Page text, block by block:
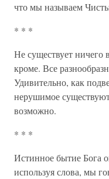
что мы называем
* * *
Не существует ничего
кроме. Все
Удивительно, как
нерушимое
возможно.
* * *
Истинное бытие Бога
используя слова, мы